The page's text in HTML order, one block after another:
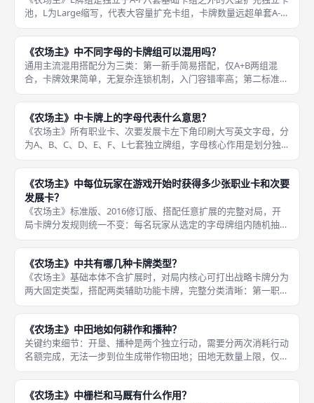
池，L为Large缩写，代表大容量扩充卡组，卡牌数量远超单套A-F
基础组，收录大量非常规、高联动、小众特殊效果的职业卡、次要
发展卡，部分卡牌会大幅改动游戏底层喂养、资源、生育、建
《农场主》中不同字母的卡牌组可以混用吗？
通用主流混用搭配分为三类：第一新手简易搭配，仅A+B两组混
合，卡牌效果简单，无复杂连锁机制，入门容错率高；第二标准赛
事搭配，C+D两组混合，卡牌强度均衡，无超模强力单卡，是线下
成都桌游赛事通用标准卡池；第三高阶硬核搭配，E+F+L三组混
合，
《农场主》中卡牌上的字母代表什么意思？
《农场主》所有职业卡、次要发展卡左下角印刷大写英文字母，分
为A、B、C、D、E、F、L七套独立牌组，字母核心作用是划分独
立卡池，每套卡组拥有固定难度、强度梯度，玩家开局可自由挑选
任意字母组合搭配开局卡池，自定义本局对局难度、卡牌强度，是
官方
《农场主》中每位玩家在游戏开始时获得多少张职业卡和次要
发展卡？
《农场主》标准版、2016修订版、搭配任意扩展的完整对局，开
局卡牌分发规则统一不变：每名玩家从选定的字母牌组内随机抽取
7张职业卡、7张次要发展卡，合计14张手牌，屏风遮挡属于私有
隐藏信息，对手无法查看卡牌内容，对局内可在自身任意行动阶段
消耗
《农场主》中共有哪几种卡牌类型？
《农场主》基础本体不含扩展时，对局内核心可打出战略卡牌分为
两大固定类型，搭配两类辅助功能卡牌，完整分类清晰：第一职业
卡（Occupation），代表农夫专属职业天赋，拥有强力长期被动
效果，部分职业卡可新增家庭成员、降低食物消耗、免费获取资源
《农场主》中田地如何耕作和播种？
关键约束细节：开垦、播种是两个独立行动，需要分两次消耗行动
名额完成，无法一步到位生成带作物田地；田地无数量上限，仅受
农场板总格子限制；开垦仅消耗木材，播种无额外资源消耗，仅占
用一次行动；已播种田地持续产出作物，不存在枯萎、减产机制，
全程稳定
《农场主》中栅栏和马厩有什么作用？